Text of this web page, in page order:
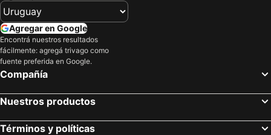
Agregar en Google
Encontrá nuestros resultados
fácilmente: agregá trivago como
fuente preferida en Google.
Compañía
Nuestros productos
Términos y políticas